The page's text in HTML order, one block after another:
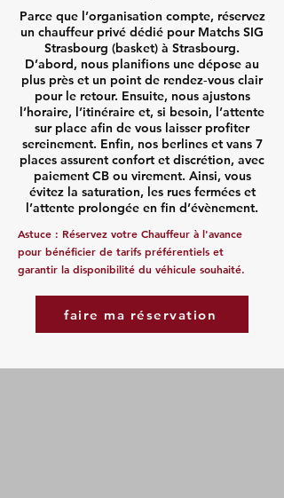
Parce que l’organisation compte, réservez
un chauffeur privé dédié pour Matchs SIG
Strasbourg (basket) à Strasbourg.
D’abord, nous planifions une dépose au
plus près et un point de rendez‑vous clair
pour le retour. Ensuite, nous ajustons
l’horaire, l’itinéraire et, si besoin, l’attente
sur place afin de vous laisser profiter
sereinement. Enfin, nos berlines et vans 7
places assurent confort et discrétion, avec
paiement CB ou virement. Ainsi, vous
évitez la saturation, les rues fermées et
l’attente prolongée en fin d’évènement.
Astuce : Réservez votre Chauffeur à l'avance
pour bénéficier de tarifs préférentiels et
garantir la disponibilité du véhicule souhaité.
faire ma réservation